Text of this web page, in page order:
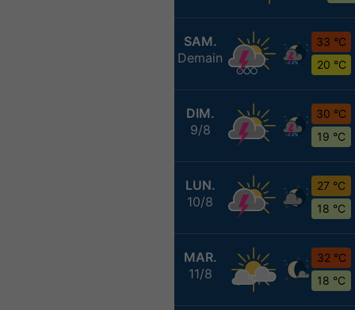
SAM.
Demain
33 °C
20 °C
DIM.
9/8
30 °C
19 °C
LUN.
10/8
27 °C
18 °C
MAR.
11/8
32 °C
18 °C